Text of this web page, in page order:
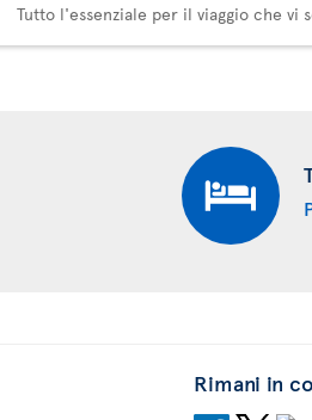
Tutto l'essenziale per il viaggio che vi
Rimani in